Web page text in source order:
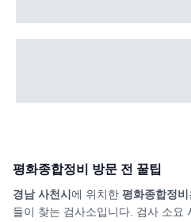
평화종합정비 방문 전 꿀팁
경남 사천시 에 위치한 평화종합정비
들이 찾는 검사소입니다. 검사 소요